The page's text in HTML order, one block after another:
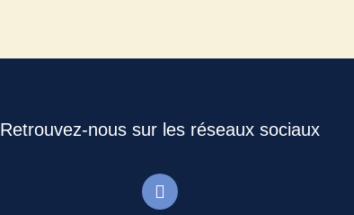
Retrouvez-nous sur les réseaux sociaux